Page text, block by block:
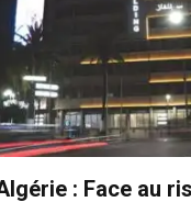
: Face au